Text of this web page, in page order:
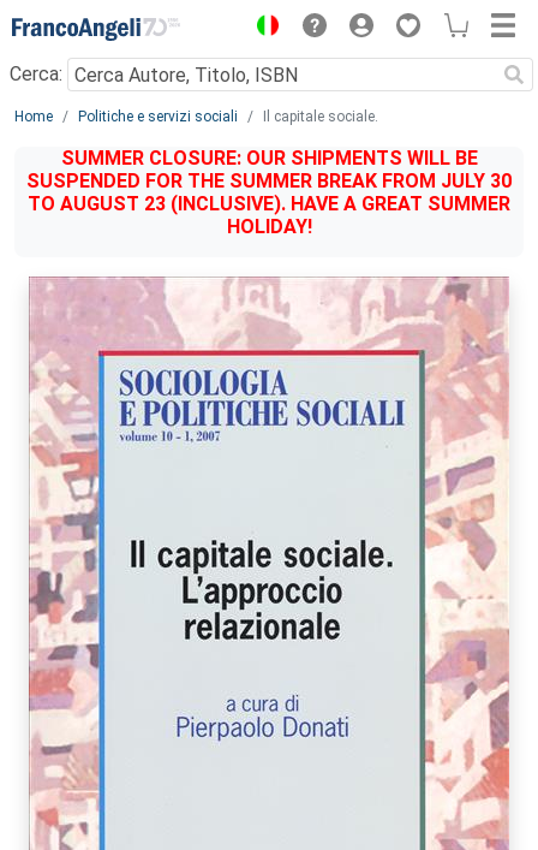
Menu
Cerca:
Main content
Home Politiche e servizi sociali Il capitale sociale.
SUMMER CLOSURE: OUR SHIPMENTS WILL BE
SUSPENDED FOR THE SUMMER BREAK FROM JULY 30
TO AUGUST 23 (INCLUSIVE). HAVE A GREAT SUMMER
HOLIDAY!